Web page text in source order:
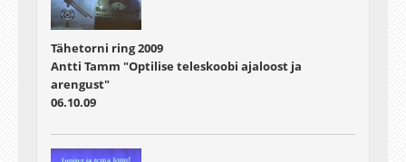
Tähetorni ring 2009
Antti Tamm "Optilise teleskoobi ajaloost ja
arengust"
06.10.09